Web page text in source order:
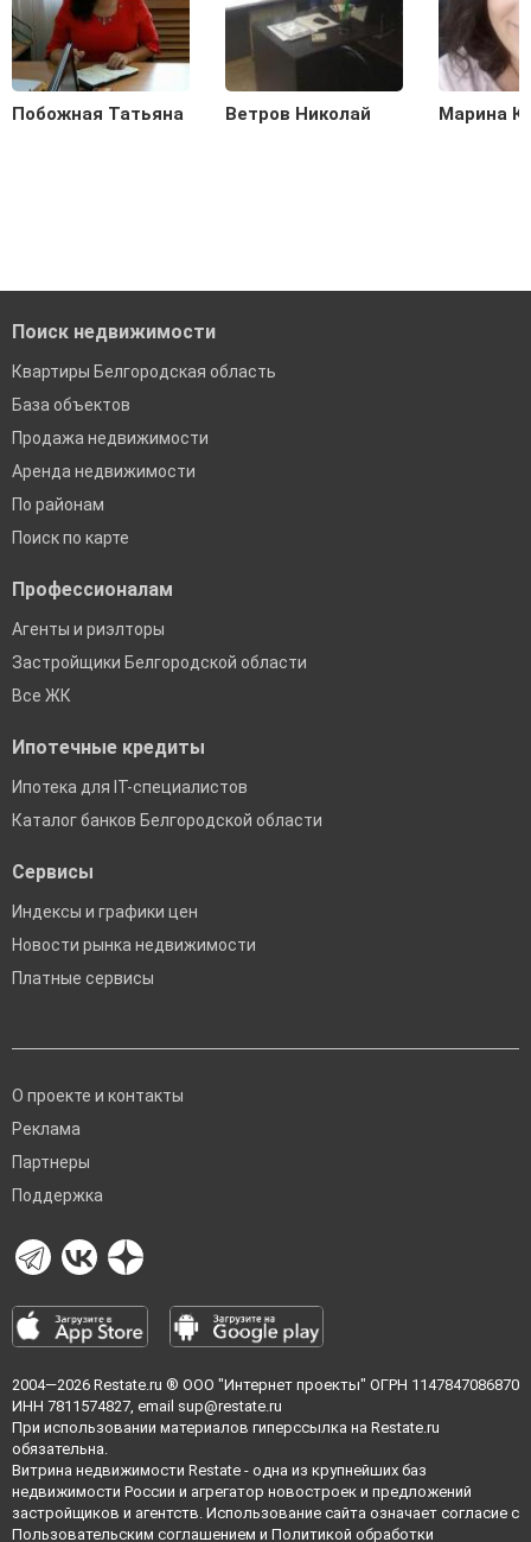
Побожная Татьяна Ветров Николай Марина
Поиск недвижимости
Квартиры Белгородская область
База объектов
Продажа недвижимости
Аренда недвижимости
По районам
Поиск по карте
Профессионалам
Агенты и риэлторы
Застройщики Белгородской области
Все ЖК
Ипотечные кредиты
Ипотека для IT-специалистов
Каталог банков Белгородской области
Сервисы
Индексы и графики цен
Новости рынка недвижимости
Платные сервисы
О проекте и контакты
Реклама
Партнеры
Поддержка
2004—2026 Restate.ru ® ООО "Интернет проекты" ОГРН 1147847086870
ИНН 7811574827, email sup@restate.ru
При использовании материалов гиперссылка на Restate.ru
обязательна.
Витрина недвижимости Restate - одна из крупнейших баз
недвижимости России и агрегатор новостроек и предложений
застройщиков и агентств. Использование сайта означает согласие с
Пользовательским соглашением и Политикой обработки